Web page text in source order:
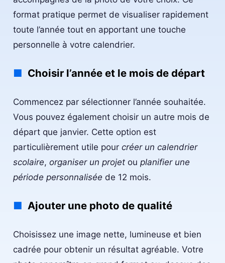
format pratique permet de visualiser rapidement
toute l’année tout en apportant une touche
personnelle à votre calendrier.
Choisir l’année et le mois de départ
Commencez par sélectionner l’année souhaitée.
Vous pouvez également choisir un autre mois de
départ que janvier. Cette option est
particulièrement utile pour créer un calendrier
scolaire, organiser un projetou planifier une
période personnalisée de 12 mois.
Ajouter une photo de qualité
Choisissez une image nette, lumineuse et bien
cadrée pour obtenir un résultat agréable. Votre